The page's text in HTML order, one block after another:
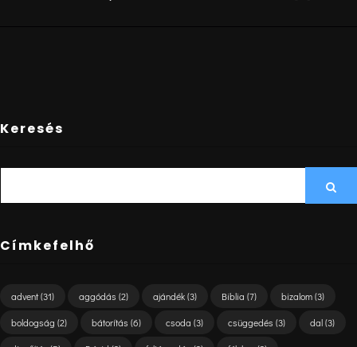
Keresés
Címkefelhő
advent(31) aggódás (2) ajándék(3) Biblia (7) bizalom(3)
boldogság (2) bátorítás (6) csoda (3) csüggedés (3) dal(3)